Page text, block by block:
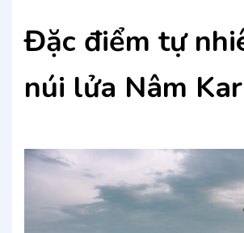
Đặc điểm tự
núi lửa Nâm Kar